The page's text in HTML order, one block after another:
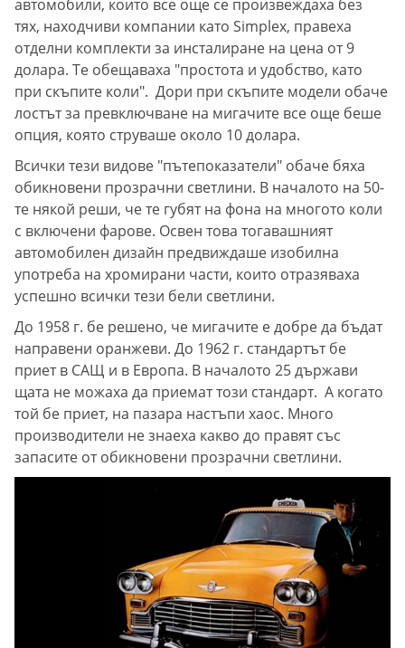
автомобили, които все още се произвеждаха без
тях, находчиви компании като Simplex, правеха
отделни комплекти за инсталиране на цена от 9
долара. Те обещаваха "простота и удобство, като
при скъпите коли". Дори при скъпите модели обаче
лостът за превключване на мигачите все още беше
опция, която струваше около 10 долара.
Всички тези видове "пътепоказатели" обаче бяха
обикновени прозрачни светлини. В началото на 50-
те някой реши, че те губят на фона на многото коли
с включени фарове. Освен това тогавашният
автомобилен дизайн предвиждаше изобилна
употреба на хромирани части, които отразяваха
успешно всички тези бели светлини.
До 1958 г. бе решено, че мигачите е добре да бъдат
направени оранжеви. До 1962 г. стандартът бе
приет в САЩ и в Европа. В началото 25 държави
щата не можаха да приемат този стандарт. А когато
той бе приет, на пазара настъпи хаос. Много
производители не знаеха какво до правят със
запасите от обикновени прозрачни светлини.